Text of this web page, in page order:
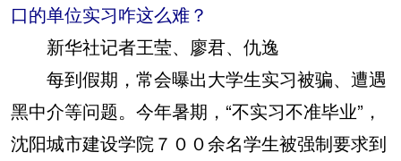
口的单位实习咋这么难？
新华社记者王莹、廖君、仇逸
每到假期，常会曝出大学生实习被骗、遭遇
黑中介等问题。今年暑期，“不实习不准毕业”，
沈阳城市建设学院７００余名学生被强制要求到